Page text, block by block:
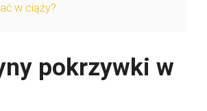
w ciąży?
pokrzywki w